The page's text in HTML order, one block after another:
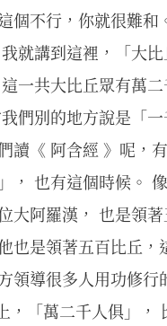
個不行，你就很難和
就講到這裡，「大
一共大比丘眾有萬
們別的地方說是「
讀《 阿含經 》呢，
， 也有這個時候。
大阿羅漢， 也是領
也是領著五百比丘，
領導很多人用功修行
，「萬二千人俱」，